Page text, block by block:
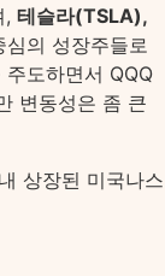
, 테슬라(TSLA),
심의 성장주들로
도하면서 QQQ
변동성은 좀 큰
상장된 미국나스